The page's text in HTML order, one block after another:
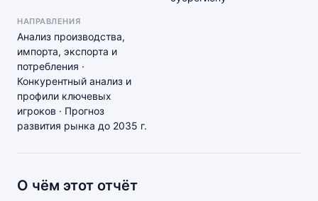
НАПРАВЛЕНИЯ
Анализ производства,
импорта, экспорта и
потребления ·
Конкурентный анализ и
профили ключевых
игроков · Прогноз
развития рынка до 2035 г.
О чём этот отчёт